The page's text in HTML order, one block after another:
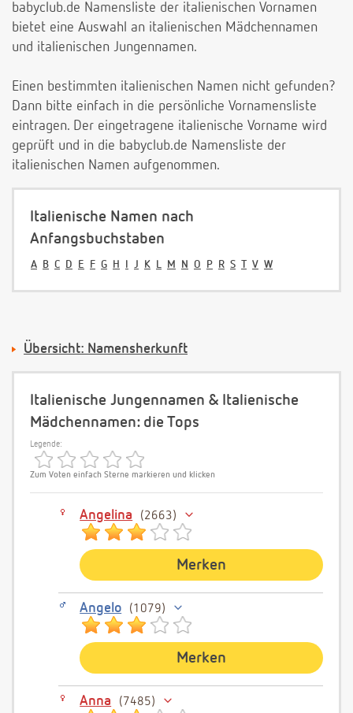
babyclub.de Namensliste der italienischen Vornamen
bietet eine Auswahl an italienischen Mädchennamen
und italienischen Jungennamen.
Einen bestimmten italienischen Namen nicht gefunden?
Dann bitte einfach in die persönliche Vornamensliste
eintragen. Der eingetragene italienische Vorname wird
geprüft und in die babyclub.de Namensliste der
italienischen Namen aufgenommen.
Italienische Namen nach
Anfangsbuchstaben
A B C D E F G H I J K L M N O P R S T V W
Übersicht: Namensherkunft
Italienische Jungennamen & Italienische
Mädchennamen: die Tops
Legende:
Zum Voten einfach Sterne markieren und klicken
Angelina 2663
Merken
Angelo 1079
Merken
Anna 7485